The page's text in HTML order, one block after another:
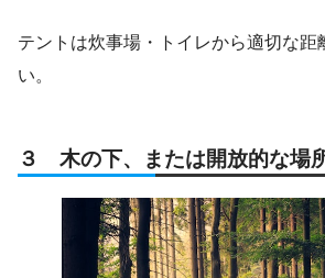
テントは炊事場・トイレから適切な距
い。
３ 木の下、または開放的な場